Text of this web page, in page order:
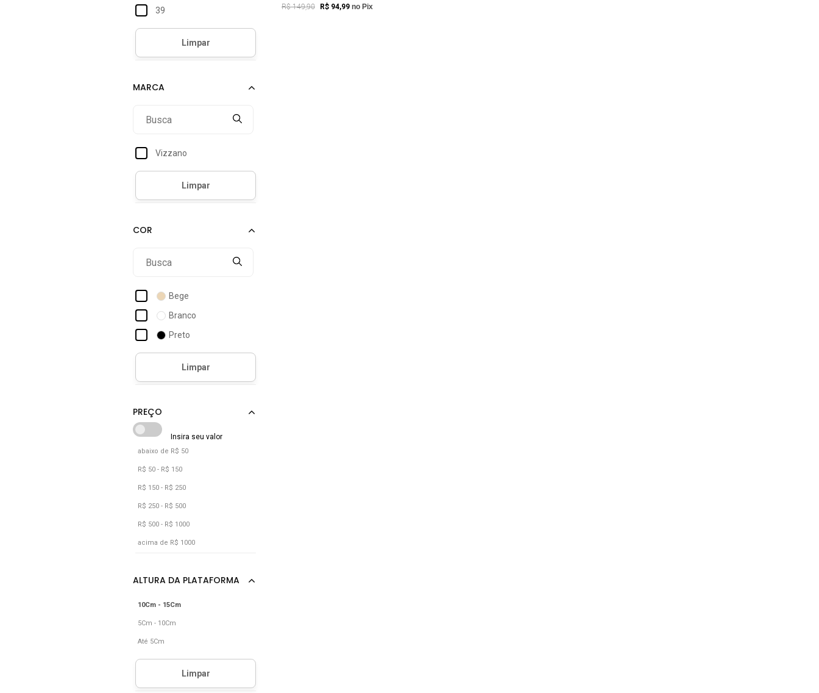
39
Vizzano
Bege
Branco
Preto
abaixo de R$ 50
R$ 50 - R$ 150
R$ 150 - R$ 250
R$ 250 - R$ 500
R$ 500 - R$ 1000
acima de R$ 1000
10Cm - 15Cm
5Cm - 10Cm
Até 5Cm
R$ 149,90 R$ 94,99 no Pix